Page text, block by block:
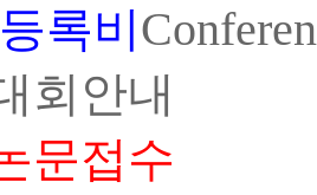
록비
회안내
문접수